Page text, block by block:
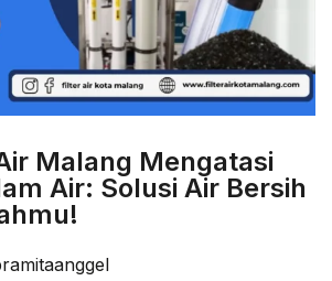
Malang Mengatasi
Air: Solusi Air Bersih